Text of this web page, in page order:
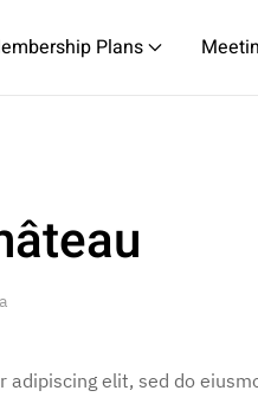
Plans
elit, sed do